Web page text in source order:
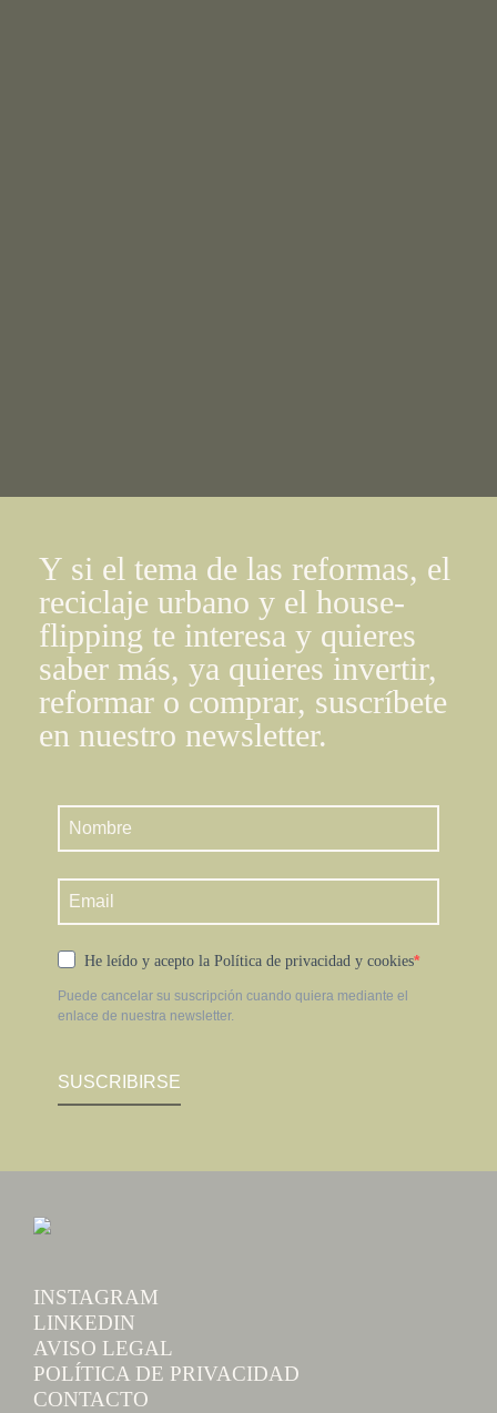
Y si el tema de las reformas, el
reciclaje urbano y el house-
flipping te interesa y quieres
saber más, ya quieres invertir,
reformar o comprar, suscríbete
en nuestro newsletter.
He leído y acepto la Política de privacidad y cookies
Puede cancelar su suscripción cuando quiera mediante el
enlace de nuestra newsletter.
SUSCRIBIRSE
INSTAGRAM
LINKEDIN
AVISO LEGAL
POLÍTICA DE PRIVACIDAD
CONTACTO